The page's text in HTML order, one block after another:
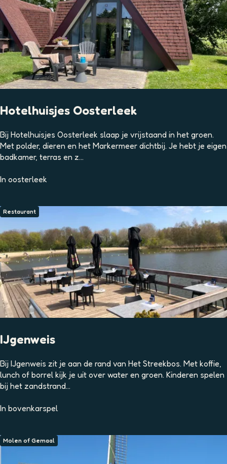
n
d
o
o
r
n
Hotelhuisjes Oosterleek
H
o
t
l
j
e
s
O
o
s
t
l
e
k
Bij Hotelhuisjes Oosterleek slaap je vrijstaand in het groen.
Met polder, dieren en het Markermeer dichtbij. Je hebt je eigen
badkamer, terras en z...
In oosterleek
IJgenweis
I
J
g
n
Restaurant
Bij IJgenweis zit je aan de rand van Het Streekbos. Met koffie,
lunch of borrel kijk je uit over water en groen. Kinderen spelen
bij het zandstrand...
In bovenkarspel
Molen of Gemaal